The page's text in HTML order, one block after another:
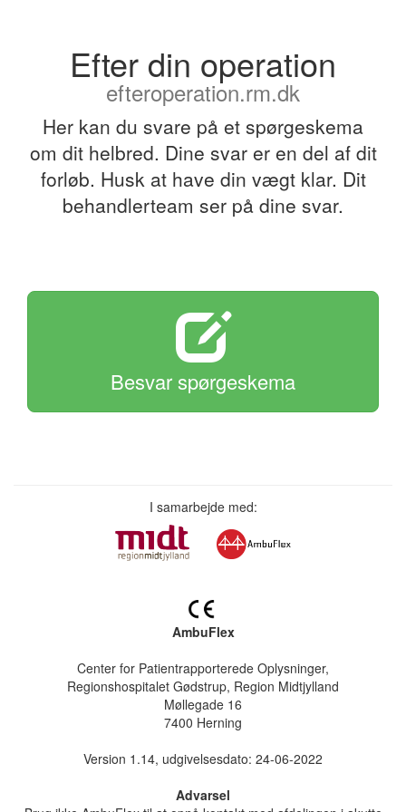
Efter din operation
efteroperation.rm.dk
Her kan du svare på et spørgeskema
om dit helbred. Dine svar er en del af dit
forløb. Husk at have din vægt klar. Dit
behandlerteam ser på dine svar.
Besvar spørgeskema
I samarbejde med:
AmbuFlex
Center for Patientrapporterede Oplysninger,
Regionshospitalet Gødstrup, Region Midtjylland
Møllegade 16
7400 Herning
Version 1.14, udgivelsesdato: 24-06-2022
Advarsel